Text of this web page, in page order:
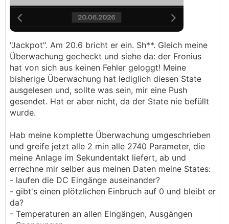
"Jackpot". Am 20.6 bricht er ein. Sh**. Gleich meine
Überwachung gecheckt und siehe da: der Fronius
hat von sich aus keinen Fehler geloggt! Meine
bisherige Überwachung hat lediglich diesen State
ausgelesen und, sollte was sein, mir eine Push
gesendet. Hat er aber nicht, da der State nie befüllt
wurde.
Hab meine komplette Überwachung umgeschrieben
und greife jetzt alle 2 min alle 2740 Parameter, die
meine Anlage im Sekundentakt liefert, ab und
errechne mir selber aus meinen Daten meine States:
- laufen die DC Eingänge auseinander?
- gibt's einen plötzlichen Einbruch auf 0 und bleibt er
da?
- Temperaturen an allen Eingängen, Ausgängen